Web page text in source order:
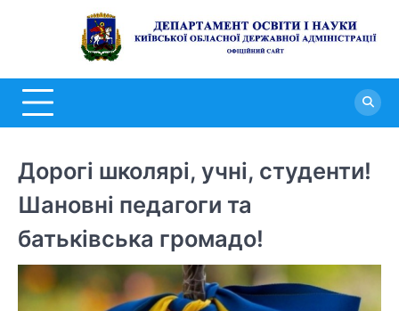
Дорогі школярі, учні, студенти!
Шановні педагоги та
батьківська громадо!